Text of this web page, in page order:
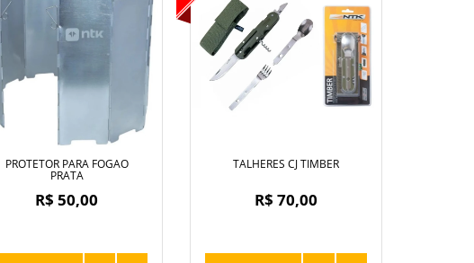
PROTETOR PARA FOGAO
PRATA
R$ 50,00
TALHERES CJ TIMBER
R$ 70,00